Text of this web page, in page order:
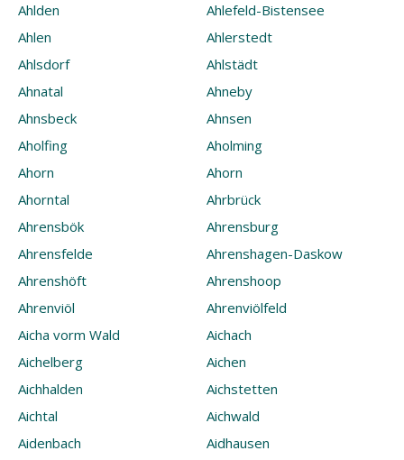
Ahlden
Ahlefeld-Bistensee
Ahlen
Ahlerstedt
Ahlsdorf
Ahlstädt
Ahnatal
Ahneby
Ahnsbeck
Ahnsen
Aholfing
Aholming
Ahorn
Ahorn
Ahorntal
Ahrbrück
Ahrensbök
Ahrensburg
Ahrensfelde
Ahrenshagen-Daskow
Ahrenshöft
Ahrenshoop
Ahrenviöl
Ahrenviölfeld
Aicha vorm Wald
Aichach
Aichelberg
Aichen
Aichhalden
Aichstetten
Aichtal
Aichwald
Aidenbach
Aidhausen